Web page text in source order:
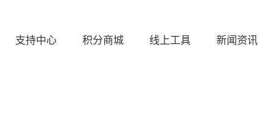
支持中心 积分商城 线上工具 新闻资讯